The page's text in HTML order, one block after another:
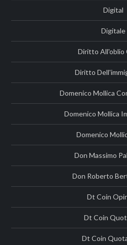
Digital
Digitale
Diritto All'oblio
Diritto
Domenico Mollica
Domenico Mollica
Domenico
Don Massimo
Don Roberto
Dt Coin
Dt Coin
Dt Coin